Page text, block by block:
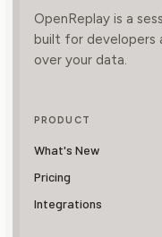
OpenReplay is a
built for developers
over your data.
PRODUCT
What's New
Pricing
Integrations